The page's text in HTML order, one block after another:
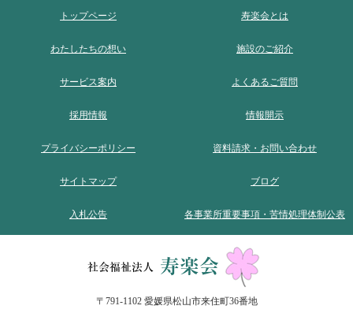
トップページ 寿楽会とは
わたしたちの想い 施設のご紹介
サービス案内 よくあるご質問
採用情報 情報開示
プライバシーポリシー 資料請求・お問い合わせ
サイトマップ ブログ
入札公告 各事業所重要事項・苦情処理体制公表
〒791-1102 愛媛県松山市来住町36番地